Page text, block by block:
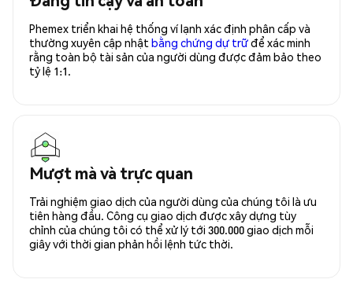
Phemex triển khai hệ thống ví lạnh xác định phân cấp và
thường xuyên cập nhật bằng chứng dự trữđể xác minh
rằng toàn bộ tài sản của người dùng được đảm bảo theo
tỷ lệ 1:1.
Mượt mà và trực quan
Trải nghiệm giao dịch của người dùng của chúng tôi là ưu
tiên hàng đầu. Công cụ giao dịch được xây dựng tùy
chỉnh của chúng tôi có thể xử lý tới 300.000 giao dịch mỗi
giây với thời gian phản hồi lệnh tức thời.